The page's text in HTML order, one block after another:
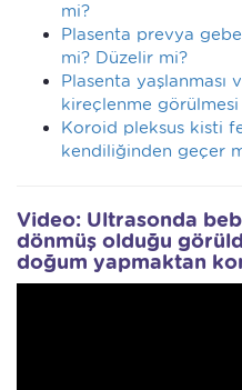
mi?
Plasenta prevya
mi? Düzelir mi?
Plasenta yaşlanması
kireçlenme
Koroid pleksus kisti
kendiliğinden geçer
Video: Ultrasonda
dönmüş olduğu
doğum yapmaktan